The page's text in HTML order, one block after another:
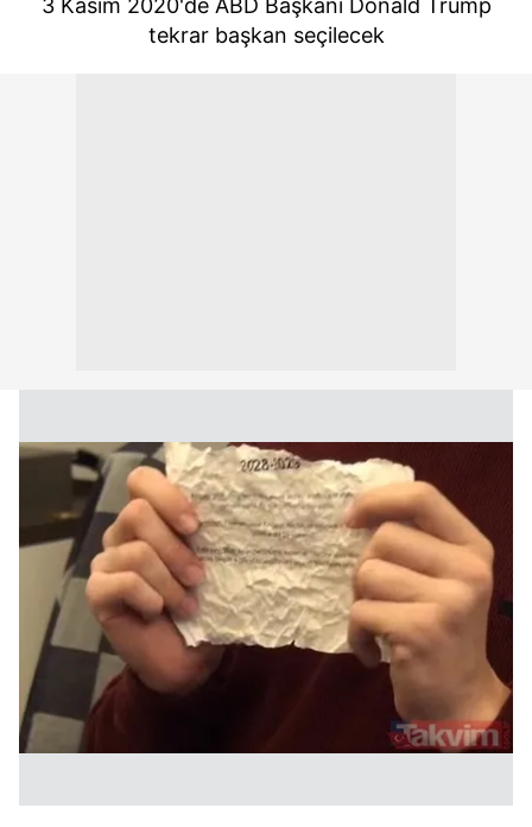
3 Kasım 2020'de ABD Başkanı Donald Trump
tekrar başkan seçilecek